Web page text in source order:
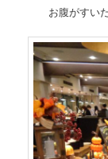
お腹がすい